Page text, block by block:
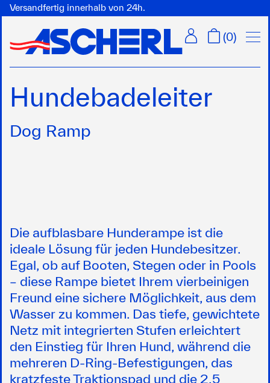
Versandfertig innerhalb von 24h.
(0)
Hundebadeleiter
Dog Ramp
Die aufblasbare Hunderampe ist die
ideale Lösung für jeden Hundebesitzer.
Egal, ob auf Booten, Stegen oder in Pools
– diese Rampe bietet Ihrem vierbeinigen
Freund eine sichere Möglichkeit, aus dem
Wasser zu kommen. Das tiefe, gewichtete
Netz mit integrierten Stufen erleichtert
den Einstieg für Ihren Hund, während die
mehreren D-Ring-Befestigungen, das
kratzfeste Traktionspad und die 2,5